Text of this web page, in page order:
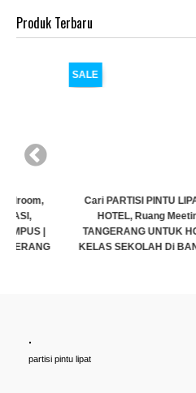
Produk Terbaru
Cari PARTISI PINTU LIPAT
HOTEL, Ruang Meeting Dll,
TANGERANG UNTUK HOTEL |
KELAS SEKOLAH Di BANDUNG,
.
partisi pintu lipat